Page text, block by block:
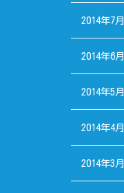
2014年7月
2014年6月
2014年5月
2014年4月
2014年3月